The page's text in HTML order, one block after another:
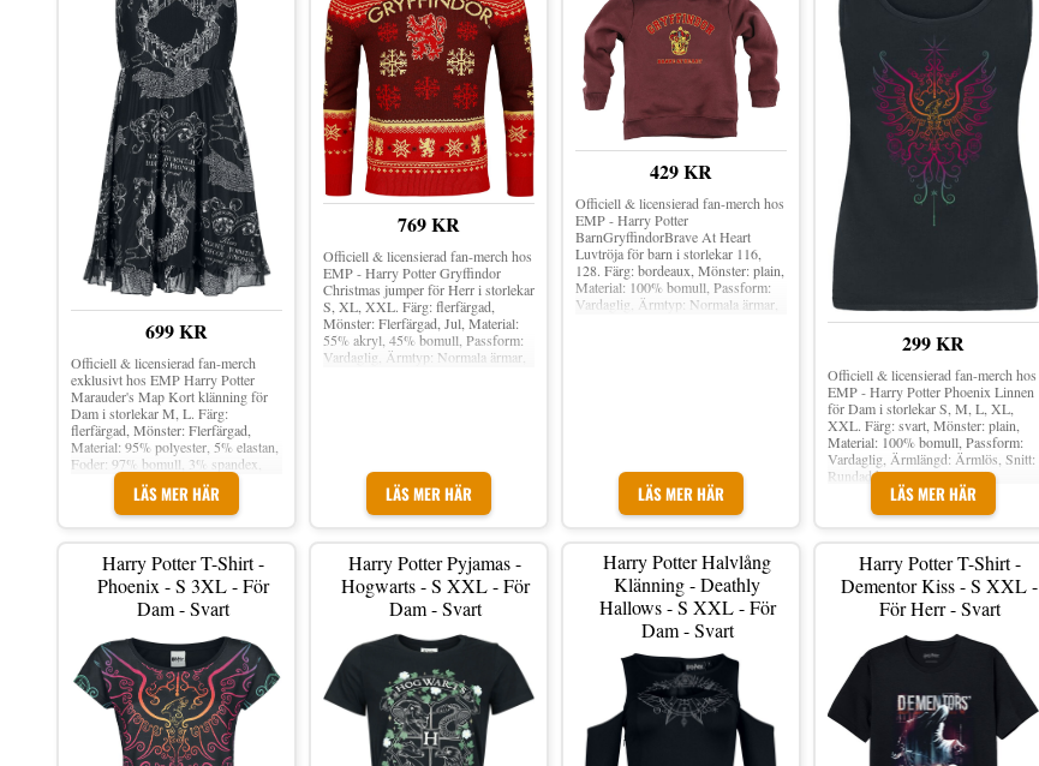
699 KR
LÄS MER HÄR
Officiell & licensierad fan-merch
exklusivt hos EMP Harry Potter
Marauder's Map Kort klänning för
Dam i storlekar M, L. Färg:
flerfärgad, Mönster: Flerfärgad,
Material: 95% polyester, 5% elastan,
Foder: 97% bomull, 3% spandex,
Ärmlängd: Ärmlös.
769 KR
LÄS MER HÄR
Officiell & licensierad fan-merch hos
EMP - Harry Potter Gryffindor
Christmas jumper för Herr i storlekar
S, XL, XXL. Färg: flerfärgad,
Mönster: Flerfärgad, Jul, Material:
55% akryl, 45% bomull, Passform:
Vardaglig, Ärmtyp: Normala ärmar,
429 KR
LÄS MER HÄR
Officiell & licensierad fan-merch hos
EMP - Harry Potter
BarnGryffindorBrave At Heart
Luvtröja för barn i storlekar 116,
128. Färg: bordeaux, Mönster: plain,
Material: 100% bomull, Passform:
Vardaglig, Ärmtyp: Normala ärmar,
299 KR
LÄS MER HÄR
Officiell & licensierad fan-merch hos
EMP - Harry Potter Phoenix Linnen
för Dam i storlekar S, M, L, XL,
XXL. Färg: svart, Mönster: plain,
Material: 100% bomull, Passform:
Vardaglig, Ärmlängd: Ärmlös, Snitt:
Rundad hals, Krage: Kraglös.
Harry Potter T-Shirt -
Phoenix - S 3XL - För
Dam - Svart
Harry Potter Pyjamas -
Hogwarts - S XXL - För
Dam - Svart
Harry Potter Halvlång
Klänning - Deathly
Hallows - S XXL - För
Dam - Svart
Harry Potter T-Shirt -
Dementor Kiss - S XXL -
För Herr - Svart